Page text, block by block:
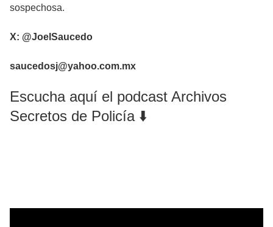
sospechosa.
X: @JoelSaucedo
saucedosj@yahoo.com.mx
Escucha aquí el podcast Archivos
Secretos de Policía ⬇️